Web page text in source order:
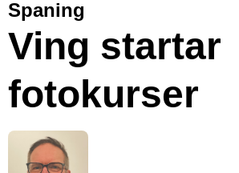
Spaning
Ving startar
fotokurser